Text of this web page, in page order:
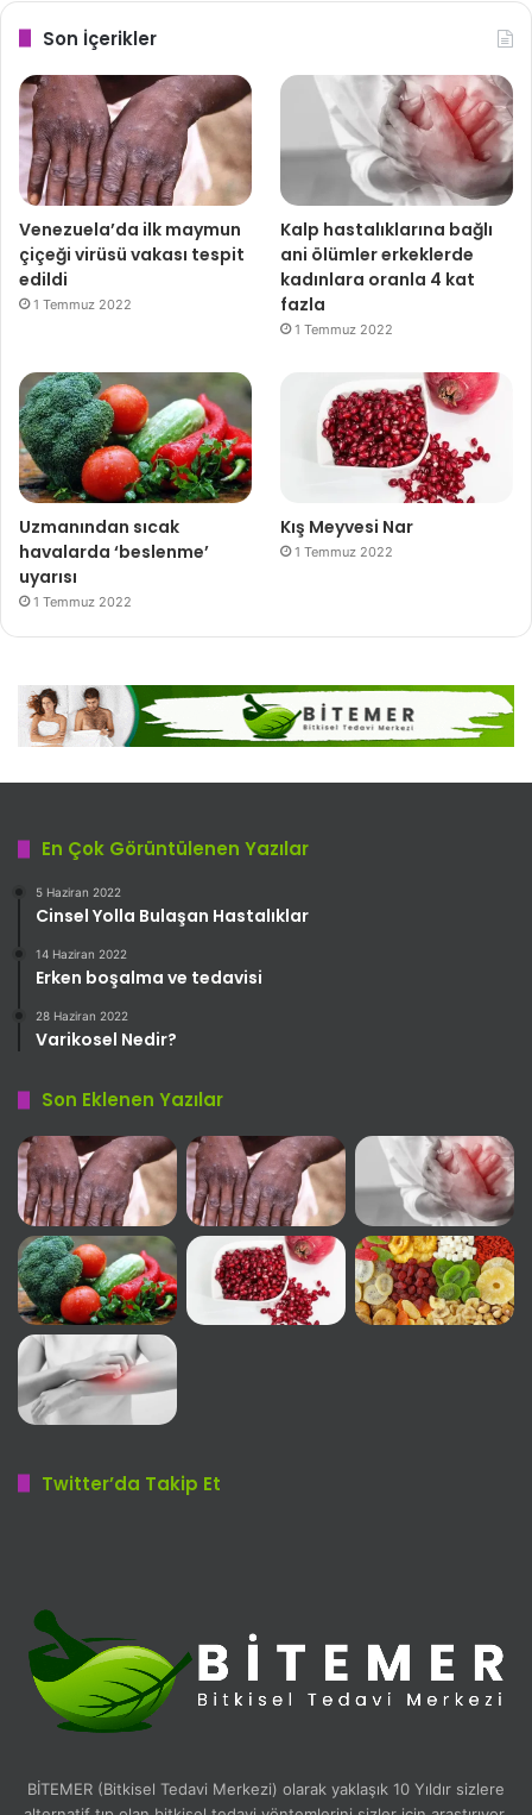
Son İçerikler
Venezuela’da ilk maymun
çiçeği virüsü vakası tespit
edildi
1 Temmuz 2022
Kalp hastalıklarına bağlı
ani ölümler erkeklerde
kadınlara oranla 4 kat
fazla
1 Temmuz 2022
Uzmanından sıcak
havalarda ‘beslenme’
uyarısı
1 Temmuz 2022
Kış Meyvesi Nar
1 Temmuz 2022
En Çok Görüntülenen Yazılar
5 Haziran 2022
Cinsel Yolla Bulaşan Hastalıklar
14 Haziran 2022
Erken boşalma ve tedavisi
28 Haziran 2022
Varikosel Nedir?
Son Eklenen Yazılar
Twitter’da Takip Et
BİTEMER (Bitkisel Tedavi Merkezi) olarak yaklaşık 10 Yıldır sizlere